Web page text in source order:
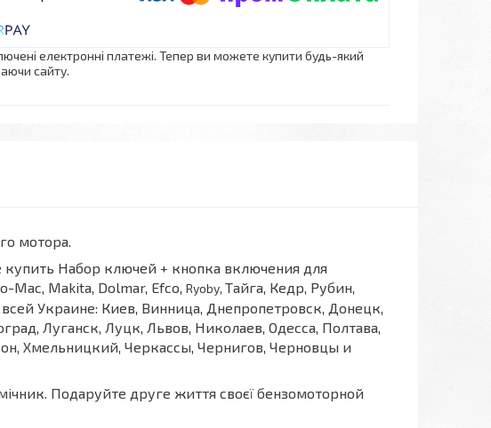
електронні платежі. Тепер ви можете купити будь-який
сайту.
мотора.
Набор ключей + кнопка включения для
Mac, Makita, Dolmar, Efco, Ryoby, Тайга, Кедр, Рубин,
Украине: Киев, Винница, Днепропетровск, Донецк,
Луганск, Луцк, Львов, Николаев, Одесса, Полтава,
Хмельницкий, Черкассы, Чернигов, Черновцы и
Подаруйте друге життя своєї бензомоторной